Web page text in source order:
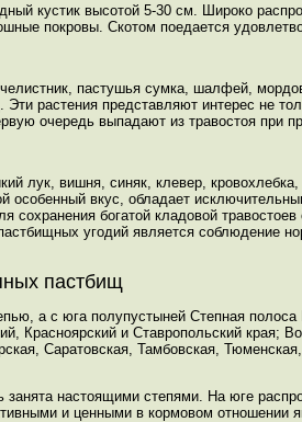
кустик высотой 5-30 см. Широко
покровы. Скотом поедается
пастушья сумка, шалфей,
растения представляют интерес не
очередь выпадают из травостоя при
лук, вишня, синяк, клевер, кровохлебка,
особенный вкус, обладает
сохранения богатой кладовой
угодий является соблюдение
пастбищ
а с юга полупустыней Степная
Красноярский и Ставропольский края;
Саратовская, Тамбовская,
настоящими степями. На юге
и ценными в кормовом отношении